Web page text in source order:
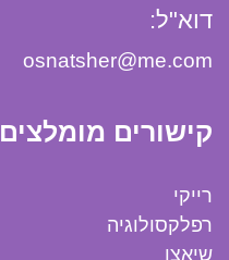
דוא"ל:
osnatsher@me.com
קישורים מומלצים
רייקי
רפלקסולוגיה
שיאצו